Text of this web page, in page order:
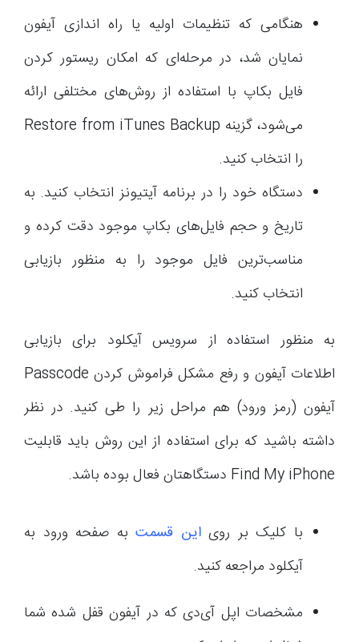
هنگامی که تنظیمات اولیه یا راه اندازی آیفون
نمایان شد، در مرحله‌ای که امکان ریستور کردن
فایل بکاپ با استفاده از روش‌های مختلفی ارائه
می‌شود، گزینه Restore from iTunes Backup
را انتخاب کنید.
دستگاه خود را در برنامه آیتیونز انتخاب کنید. به
تاریخ و حجم فایل‌های بکاپ موجود دقت کرده و
مناسب‌ترین فایل موجود را به منظور بازیابی
انتخاب کنید.
به منظور استفاده از سرویس آیکلود برای بازیابی
اطلاعات آیفون و رفع مشکل فراموش کردن Passcode
آیفون (رمز ورود) هم مراحل زیر را طی کنید. در نظر
داشته باشید که برای استفاده از این روش باید قابلیت
Find My iPhone دستگاهتان فعال بوده باشد.
با کلیک بر رویاین قسمتبه صفحه ورود به
آیکلود مراجعه کنید.
مشخصات اپل آی‌دی که در آیفون قفل شده شما